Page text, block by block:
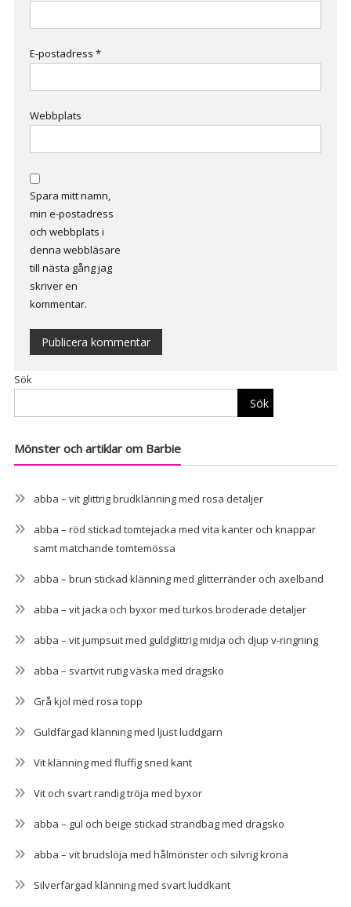
E-postadress *
Webbplats
Spara mitt namn,
min e-postadress
och webbplats i
denna webbläsare
till nästa gång jag
skriver en
kommentar.
Sök
Sök
Mönster och artiklar om Barbie
abba – vit glittrig brudklänning med rosa detaljer
abba – röd stickad tomtejacka med vita kanter och knappar
samt matchande tomtemössa
abba – brun stickad klänning med glitterränder och axelband
abba – vit jacka och byxor med turkos broderade detaljer
abba – vit jumpsuit med guldglittrig midja och djup v-ringning
abba – svartvit rutig väska med dragsko
Grå kjol med rosa topp
Guldfärgad klänning med ljust luddgarn
Vit klänning med fluffig sned kant
Vit och svart randig tröja med byxor
abba – gul och beige stickad strandbag med dragsko
abba – vit brudslöja med hålmönster och silvrig krona
Silverfärgad klänning med svart luddkant